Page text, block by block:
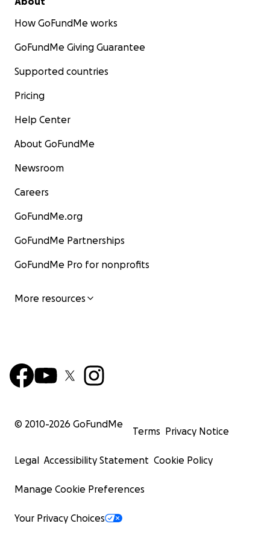
Si vous ne pouvez pas participer à la collecte via les
payement proposés par Gofundme, vous pouvez nous
https://bam.news/ .
Mille mercis !
How GoFundMe works
GoFundMe Giving Guarantee
Supported countries
Pricing
Help Center
About GoFundMe
Newsroom
Careers
GoFundMe.org
GoFundMe Partnerships
GoFundMe Pro for nonprofits
More resources
© 2010-2026 GoFundMe
Terms Privacy Notice
Legal Accessibility Statement Cookie Policy
Manage Cookie Preferences
Your Privacy Choices